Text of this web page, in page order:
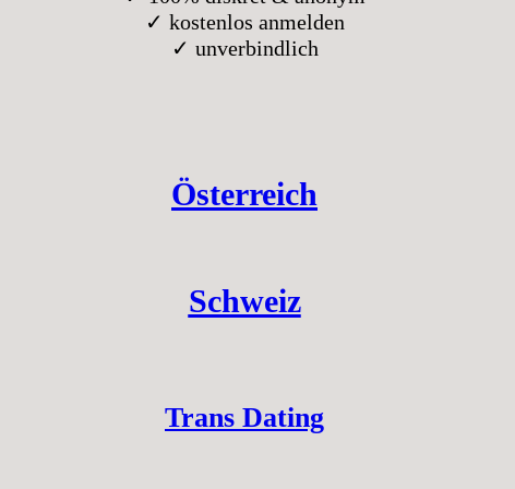
✓ kostenlos anmelden
✓ unverbindlich
Österreich
Schweiz
Trans Dating